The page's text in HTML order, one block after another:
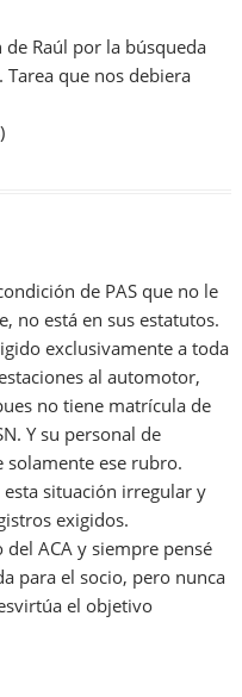
Raúl por la búsqueda
que nos debiera
de PAS que no le
no está en sus estatutos.
exclusivamente a toda
al automotor,
no tiene matrícula de
Y su personal de
solamente ese rubro.
esta situación irregular y
exigidos.
ACA y siempre pensé
para el socio, pero nunca
el objetivo